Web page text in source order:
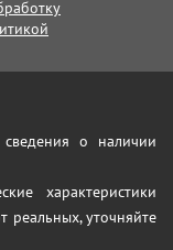
о наличии
характеристики
реальных, уточняйте